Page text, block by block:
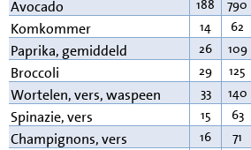
Avocado 188 790
Komkommer 14 62
Paprika, gemiddeld 26 109
Broccoli 29 125
Wortelen, vers, waspeen 33 140
Spinazie, vers 15 63
Champignons, vers 16 71